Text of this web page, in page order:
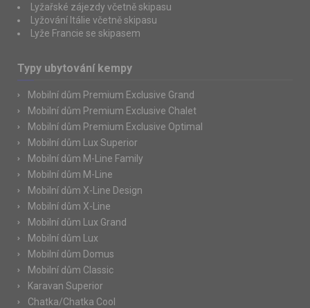
Lyžařské zájezdy včetně skipasu
Lyžování Itálie včetně skipasu
Lyže Francie se skipasem
Typy ubytování kempy
Mobilní dům Premium Exclusive Grand
Mobilní dům Premium Exclusive Chalet
Mobilní dům Premium Exclusive Optimal
Mobilní dům Lux Superior
Mobilní dům M-Line Family
Mobilní dům M-Line
Mobilní dům X-Line Design
Mobilní dům X-Line
Mobilní dům Lux Grand
Mobilní dům Lux
Mobilní dům Domus
Mobilní dům Classic
Karavan Superior
Chatka/Chatka Cool